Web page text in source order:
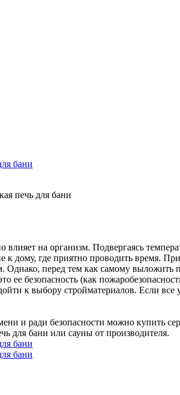
печь для бани
на организм. Подвергаясь
к дому, где приятно проводить время.
перед тем как самому выложить
безопасность (как
к выбору стройматериалов. Если все
и ради безопасности можно купить
для бани или сауны от производителя.